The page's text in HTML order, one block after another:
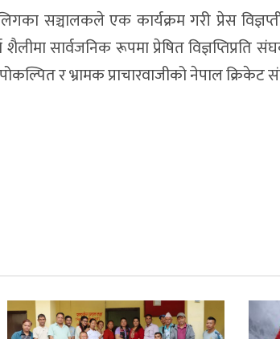
सञ्चालकले एक कार्यक्रम गरी प्रेस
सार्वजनिक रूपमा प्रेषित विज्ञप्तिप्रति
र भ्रामक प्राचारवाजीको नेपाल क्रिकेट